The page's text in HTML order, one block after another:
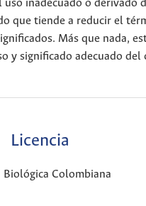
uso inadecuado o derivado
que tiende a reducir el
Más que nada,
y significado adecuado del
Licencia
Colombiana